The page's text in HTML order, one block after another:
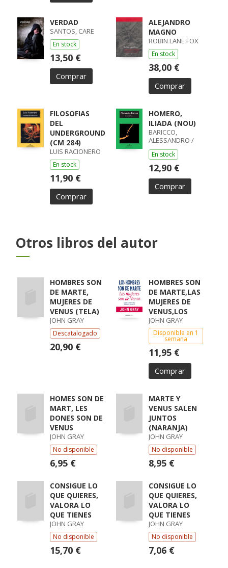
VERDAD
SANTOS, CARE
En stock
13,50 €
Comprar
ALEJANDRO
MAGNO
ROBIN LANE FOX
En stock
38,00 €
Comprar
FILOSOFIAS
DEL
UNDERGROUND
(CM 284)
LUIS RACIONERO
En stock
11,90 €
Comprar
HOMERO,
ILIADA (NOU)
BARICCO,
ALESSANDRO /
ALESSANDRO
BARICCO
En stock
12,90 €
Comprar
Otros libros del autor
HOMBRES SON
DE MARTE,
MUJERES DE
VENUS (TELA)
JOHN GRAY
Descatalogado
20,90 €
HOMBRES SON
DE MARTE,LAS
MUJERES DE
VENUS,LOS
JOHN GRAY
Disponible en 1
semana
11,95 €
Comprar
HOMES SON DE
MART, LES
DONES SON DE
VENUS
JOHN GRAY
No disponible
6,95 €
MARTE Y
VENUS SALEN
JUNTOS
(NARANJA)
JOHN GRAY
No disponible
8,95 €
CONSIGUE LO
QUE QUIERES,
VALORA LO
QUE TIENES
JOHN GRAY
No disponible
15,70 €
CONSIGUE LO
QUE QUIERES,
VALORA LO
QUE TIENES
JOHN GRAY
No disponible
7,06 €